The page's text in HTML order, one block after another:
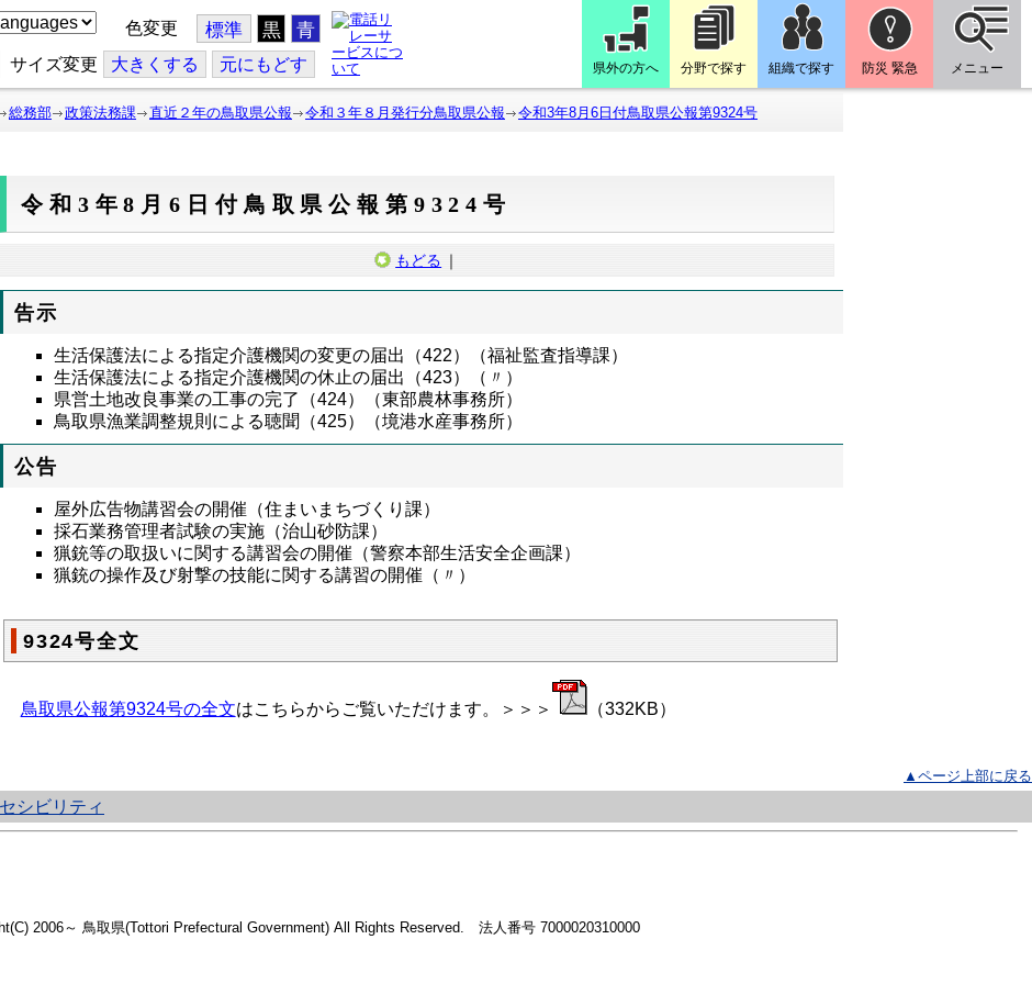
色変更 標準 黒 青
サイズ変更 大きくする 元にもどす 県外の方へ 分野で探す 組織で探す 防災 緊急 メニュー
総務部 政策法務課 直近２年の鳥取県公報 令和３年８月発行分鳥取県公報 令和3年8月6日付鳥取県公報第9324号
令和3年8月6日付鳥取県公報第9324号
もどる ｜
告示
生活保護法による指定介護機関の変更の届出（422）（福祉監査指導課）
生活保護法による指定介護機関の休止の届出（423）（〃）
県営土地改良事業の工事の完了（424）（東部農林事務所）
鳥取県漁業調整規則による聴聞（425）（境港水産事務所）
公告
屋外広告物講習会の開催（住まいまちづくり課）
採石業務管理者試験の実施（治山砂防課）
猟銃等の取扱いに関する講習会の開催（警察本部生活安全企画課）
猟銃の操作及び射撃の技能に関する講習の開催（〃）
9324号全文
鳥取県公報第9324号の全文はこちらからご覧いただけます。＞＞＞ （332KB）
▲ページ上部に戻る
シビリティ
2006～ 鳥取県(Tottori Prefectural Government) All Rights Reserved. 法人番号 7000020310000